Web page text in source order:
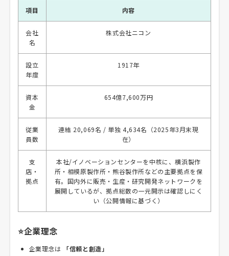
項目 内容
会社
名
株式会社ニコン
設立
年度
1917年
資本
金
654億7,600万円
従業
員数
連結 20,069名 / 単独 4,634名（2025年3月末現
在）
支
店・
拠点
本社/イノベーションセンターを中核に、横浜製作
所・相模原製作所・熊谷製作所などの主要拠点を保
有。国内外に販売・生産・研究開発ネットワークを
展開しているが、拠点総数の一元開示は確認しにく
い（公開情報に基づく）
⭐企業理念
企業理念は
「信頼と創造」